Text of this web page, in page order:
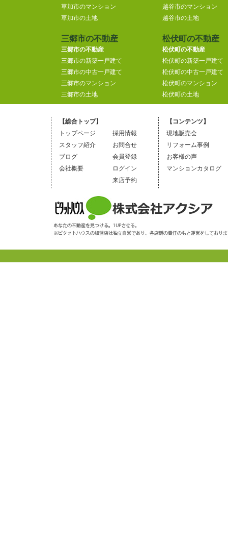
草加市のマンション
草加市の土地
越谷市のマンション
越谷市の土地
三郷市の不動産
三郷市の不動産
三郷市の新築一戸建て
三郷市の中古一戸建て
三郷市のマンション
三郷市の土地
松伏町の不動産
松伏町の不動産
松伏町の新築一戸建て
松伏町の中古一戸建て
松伏町のマンション
松伏町の土地
【総合トップ】
トップページ
スタッフ紹介
ブログ
会社概要
採用情報
お問合せ
会員登録
ログイン
来店予約
【コンテンツ】
現地販売会
リフォーム事例
お客様の声
マンションカタログ